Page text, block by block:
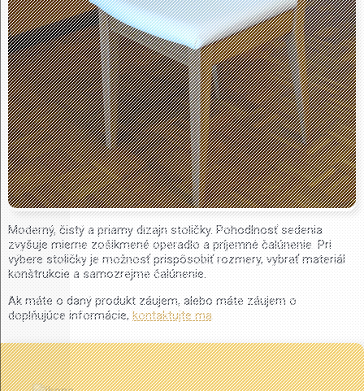
Moderný, čistý a priamy dizajn stoličky. Pohodlnosť sedenia
zvyšuje mierne zošikmené operadlo a príjemné čalúnenie. Pri
výbere stoličky je možnosť prispôsobiť rozmery, vybrať materiál
konštrukcie a samozrejme čalúnenie.
Ak máte o daný produkt záujem, alebo máte záujem o
doplňujúce informácie, kontaktujte ma.